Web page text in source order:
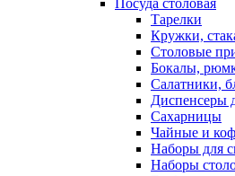
Посуда столовая
Тарелки
Кружки,
Столовые
Бокалы,
Салатники,
Диспенсеры
Сахарницы
Чайные и
Наборы для
Наборы